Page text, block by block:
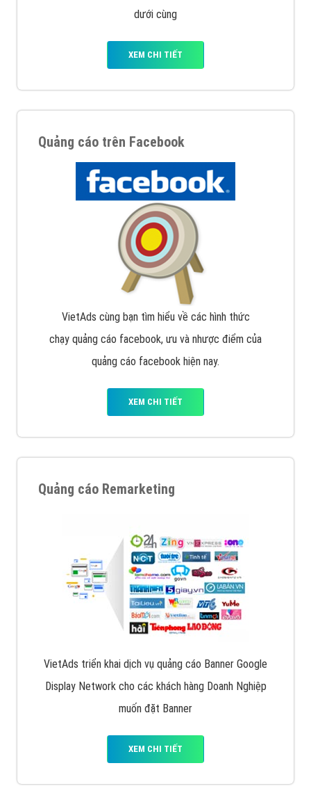
dưới cùng
XEM CHI TIẾT
Quảng cáo trên Facebook
VietAds cùng bạn tìm hiểu về các hình thức
chạy quảng cáo facebook, ưu và nhược điểm của
quảng cáo facebook hiện nay.
XEM CHI TIẾT
Quảng cáo Remarketing
VietAds triển khai dịch vụ quảng cáo Banner Google
Display Network cho các khách hàng Doanh Nghiệp
muốn đặt Banner
XEM CHI TIẾT